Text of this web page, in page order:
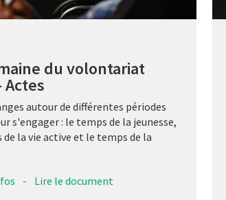
du volontariat
Actes
autour de différentes périodes
s'engager : le temps de la jeunesse,
la vie active et le temps de la
- Lire le document